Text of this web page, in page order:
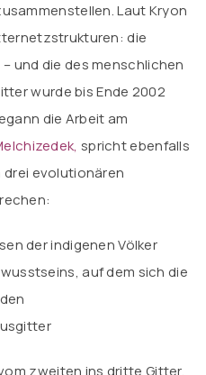
Laut Kryon
die
und die des menschlichen
wurde bis Ende 2002
die Arbeit am
spricht ebenfalls
drei evolutionären
der indigenen Völker
auf dem sich die
zweiten ins dritte Gitter.